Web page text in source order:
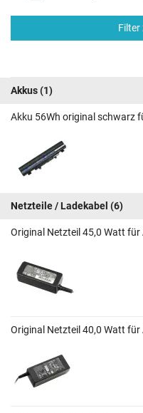
Filter
Akkus(1)
Akku 56Wh original schwarz
Netzteile / Ladekabel (6)
Original Netzteil 45,0 Watt für
Original Netzteil 40,0 Watt für